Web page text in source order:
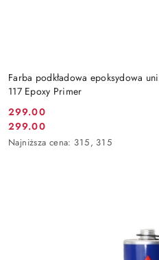
Farba podkładowa epoksydowa
117 Epoxy Primer
Cena
promocyjna:
299.00
Cena
promocyjna:
299.00
Najniższa
Najniższa cena: 315, 315